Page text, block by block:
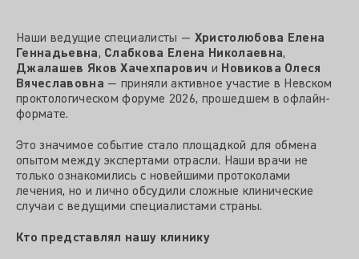
Наши ведущие специалисты — Христолюбова Елена
Геннадьевна, Слабкова Елена Николаевна,
Джалашев Яков Хачехпарович и Новикова Олеся
Вячеславовна — приняли активное участие в Невском
проктологическом форуме 2026, прошедшем в офлайн-
формате.
Это значимое событие стало площадкой для обмена
опытом между экспертами отрасли. Наши врачи не
только ознакомились с новейшими протоколами
лечения, но и лично обсудили сложные клинические
случаи с ведущими специалистами страны.
Кто представлял нашу клинику